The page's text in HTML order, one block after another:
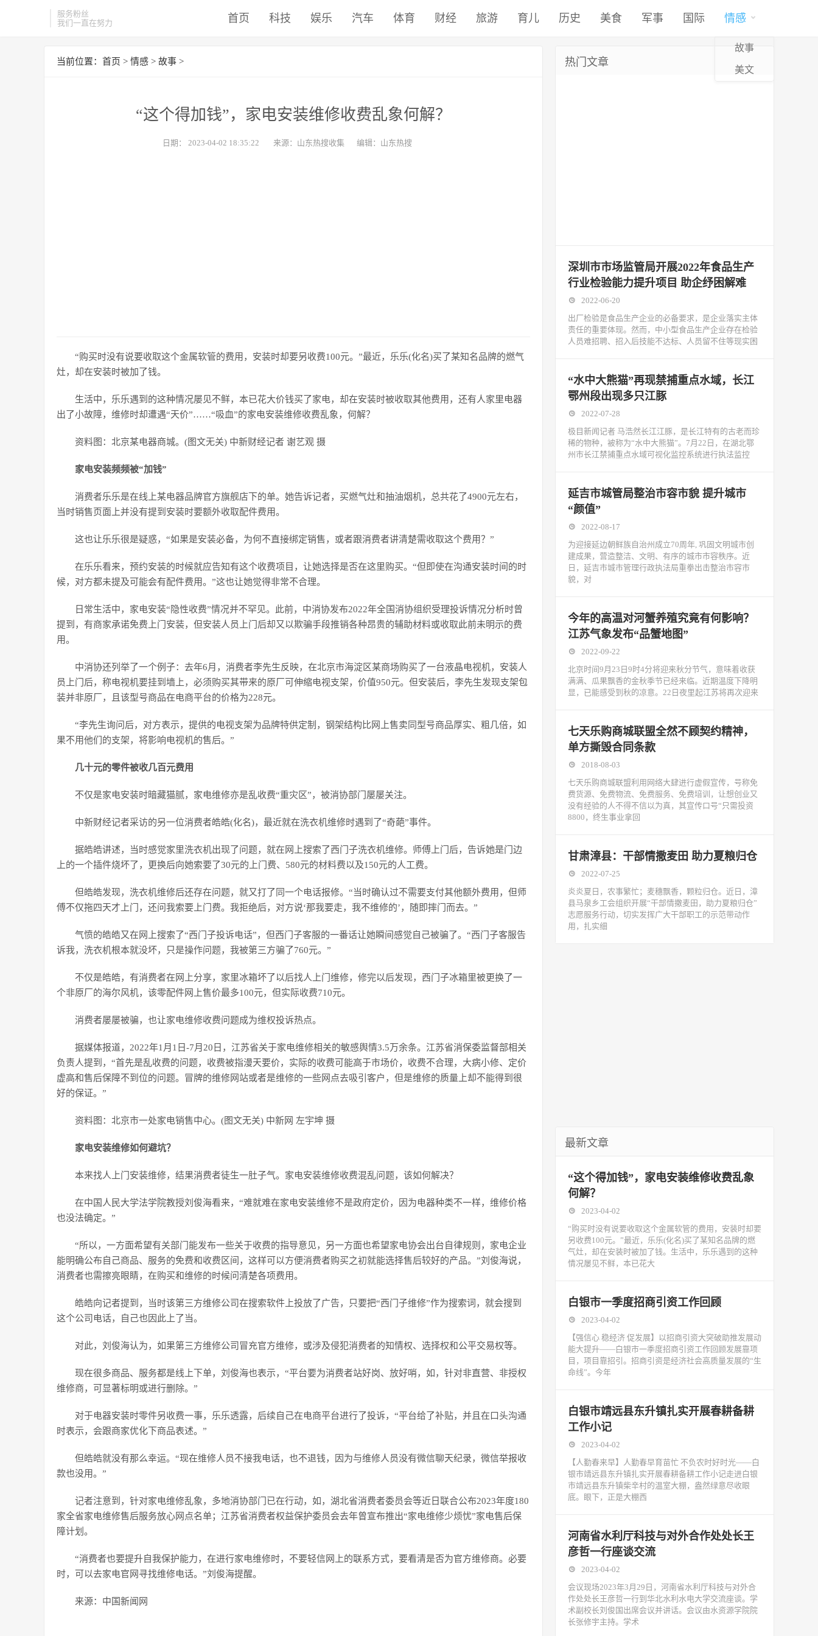
服务粉丝
我们一直在努力
首页 科技 娱乐 汽车 体育 财经 旅游 育儿 历史 美食 军事 国际 情感
故事
美文
当前位置： 首页 > 情感 > 故事 >
“这个得加钱”，家电安装维修收费乱象何解？
日期： 2023-04-02 18:35:22 来源：山东热搜收集 编辑：山东热搜
“购买时没有说要收取这个金属软管的费用，安装时却要另收费100元。”最近，乐乐(化名)买了某知名品牌的燃气
灶，却在安装时被加了钱。
生活中，乐乐遇到的这种情况屡见不鲜，本已花大价钱买了家电，却在安装时被收取其他费用，还有人家里电器
出了小故障，维修时却遭遇“天价”……“吸血”的家电安装维修收费乱象，何解？
资料图：北京某电器商城。(图文无关) 中新财经记者 谢艺观 摄
家电安装频频被“加钱”
消费者乐乐是在线上某电器品牌官方旗舰店下的单。她告诉记者，买燃气灶和抽油烟机，总共花了4900元左右，
当时销售页面上并没有提到安装时要额外收取配件费用。
这也让乐乐很是疑惑，“如果是安装必备，为何不直接绑定销售，或者跟消费者讲清楚需收取这个费用？”
在乐乐看来，预约安装的时候就应告知有这个收费项目，让她选择是否在这里购买。“但即使在沟通安装时间的时
候，对方都未提及可能会有配件费用。”这也让她觉得非常不合理。
日常生活中，家电安装“隐性收费”情况并不罕见。此前，中消协发布2022年全国消协组织受理投诉情况分析时曾
提到，有商家承诺免费上门安装，但安装人员上门后却又以欺骗手段推销各种昂贵的辅助材料或收取此前未明示的费
用。
中消协还列举了一个例子：去年6月，消费者李先生反映，在北京市海淀区某商场购买了一台液晶电视机，安装人
员上门后，称电视机要挂到墙上，必须购买其带来的原厂可伸缩电视支架，价值950元。但安装后，李先生发现支架包
装并非原厂，且该型号商品在电商平台的价格为228元。
“李先生询问后，对方表示，提供的电视支架为品牌特供定制，钢架结构比网上售卖同型号商品厚实、粗几倍，如
果不用他们的支架，将影响电视机的售后。”
几十元的零件被收几百元费用
不仅是家电安装时暗藏猫腻，家电维修亦是乱收费“重灾区”，被消协部门屡屡关注。
中新财经记者采访的另一位消费者皓皓(化名)，最近就在洗衣机维修时遇到了“奇葩”事件。
据皓皓讲述，当时感觉家里洗衣机出现了问题，就在网上搜索了西门子洗衣机维修。师傅上门后，告诉她是门边
上的一个插件烧坏了，更换后向她索要了30元的上门费、580元的材料费以及150元的人工费。
但皓皓发现，洗衣机维修后还存在问题，就又打了同一个电话报修。“当时确认过不需要支付其他额外费用，但师
傅不仅拖四天才上门，还问我索要上门费。我拒绝后，对方说‘那我要走，我不维修的’，随即摔门而去。”
气愤的皓皓又在网上搜索了“西门子投诉电话”，但西门子客服的一番话让她瞬间感觉自己被骗了。“西门子客服告
诉我，洗衣机根本就没坏，只是操作问题，我被第三方骗了760元。”
不仅是皓皓，有消费者在网上分享，家里冰箱坏了以后找人上门维修，修完以后发现，西门子冰箱里被更换了一
个非原厂的海尔风机，该零配件网上售价最多100元，但实际收费710元。
消费者屡屡被骗，也让家电维修收费问题成为维权投诉热点。
据媒体报道，2022年1月1日-7月20日，江苏省关于家电维修相关的敏感舆情3.5万余条。江苏省消保委监督部相关
负责人提到，“首先是乱收费的问题，收费被指漫天要价，实际的收费可能高于市场价，收费不合理，大病小修、定价
虚高和售后保障不到位的问题。冒牌的维修网站或者是维修的一些网点去吸引客户，但是维修的质量上却不能得到很
好的保证。”
资料图：北京市一处家电销售中心。(图文无关) 中新网 左宇坤 摄
家电安装维修如何避坑？
本来找人上门安装维修，结果消费者徒生一肚子气。家电安装维修收费混乱问题，该如何解决？
在中国人民大学法学院教授刘俊海看来，“难就难在家电安装维修不是政府定价，因为电器种类不一样，维修价格
也没法确定。”
“所以，一方面希望有关部门能发布一些关于收费的指导意见，另一方面也希望家电协会出台自律规则，家电企业
能明确公布自己商品、服务的免费和收费区间，这样可以方便消费者购买之初就能选择售后较好的产品。”刘俊海说，
消费者也需擦亮眼睛，在购买和维修的时候问清楚各项费用。
皓皓向记者提到，当时该第三方维修公司在搜索软件上投放了广告，只要把“西门子维修”作为搜索词，就会搜到
这个公司电话，自己也因此上了当。
对此，刘俊海认为，如果第三方维修公司冒充官方维修，或涉及侵犯消费者的知情权、选择权和公平交易权等。
现在很多商品、服务都是线上下单，刘俊海也表示，“平台要为消费者站好岗、放好哨，如，针对非直营、非授权
维修商，可显著标明或进行删除。”
对于电器安装时零件另收费一事，乐乐透露，后续自己在电商平台进行了投诉，“平台给了补贴，并且在口头沟通
时表示，会跟商家优化下商品表述。”
但皓皓就没有那么幸运。“现在维修人员不接我电话，也不退钱，因为与维修人员没有微信聊天纪录，微信举报收
款也没用。”
记者注意到，针对家电维修乱象，多地消协部门已在行动，如，湖北省消费者委员会等近日联合公布2023年度180
家全省家电维修售后服务放心网点名单；江苏省消费者权益保护委员会去年曾宣布推出“家电维修少烦忧”家电售后保
障计划。
“消费者也要提升自我保护能力，在进行家电维修时，不要轻信网上的联系方式，要看清是否为官方维修商。必要
时，可以去家电官网寻找维修电话。”刘俊海提醒。
来源：中国新闻网
热门文章
深圳市市场监管局开展2022年食品生产
行业检验能力提升项目 助企纾困解难
2022-06-20
出厂检验是食品生产企业的必备要求，是企业落实主体
责任的重要体现。然而，中小型食品生产企业存在检验
人员难招聘、招入后技能不达标、人员留不住等现实困
“水中大熊猫”再现禁捕重点水域，长江
鄂州段出现多只江豚
2022-07-28
极目新闻记者 马浩然长江江豚，是长江特有的古老而珍
稀的物种，被称为“水中大熊猫”。7月22日，在湖北鄂
州市长江禁捕重点水域可视化监控系统进行执法监控
延吉市城管局整治市容市貌 提升城市
“颜值”
2022-08-17
为迎接延边朝鲜族自治州成立70周年, 巩固文明城市创
建成果，营造整洁、文明、有序的城市市容秩序。近
日，延吉市城市管理行政执法局重拳出击整治市容市
貌，对
今年的高温对河蟹养殖究竟有何影响？
江苏气象发布“品蟹地图”
2022-09-22
北京时间9月23日9时4分将迎来秋分节气，意味着收获
满满、瓜果飘香的金秋季节已经来临。近期温度下降明
显，已能感受到秋的凉意。22日夜里起江苏将再次迎来
七天乐购商城联盟全然不顾契约精神，
单方撕毁合同条款
2018-08-03
七天乐购商城联盟利用网络大肆进行虚假宣传，号称免
费货源、免费物流、免费服务、免费培训，让想创业又
没有经验的人不得不信以为真，其宣传口号“只需投资
8800，终生事业拿回
甘肃漳县：干部情撒麦田 助力夏粮归仓
2022-07-25
炎炎夏日，农事繁忙；麦穗飘香，颗粒归仓。近日，漳
县马泉乡工会组织开展“干部情撒麦田，助力夏粮归仓”
志愿服务行动，切实发挥广大干部职工的示范带动作
用，扎实细
最新文章
“这个得加钱”，家电安装维修收费乱象
何解？
2023-04-02
“购买时没有说要收取这个金属软管的费用，安装时却要
另收费100元。”最近，乐乐(化名)买了某知名品牌的燃
气灶，却在安装时被加了钱。生活中，乐乐遇到的这种
情况屡见不鲜，本已花大
白银市一季度招商引资工作回顾
2023-04-02
【强信心 稳经济 促发展】以招商引资大突破助推发展动
能大提升——白银市一季度招商引资工作回顾发展靠项
目，项目靠招引。招商引资是经济社会高质量发展的“生
命线”。今年
白银市靖远县东升镇扎实开展春耕备耕
工作小记
2023-04-02
【人勤春来早】人勤春早育苗忙 不负农时好时光——白
银市靖远县东升镇扎实开展春耕备耕工作小记走进白银
市靖远县东升镇柴辛村的温室大棚，盎然绿意尽收眼
底。眼下，正是大棚西
河南省水利厅科技与对外合作处处长王
彦哲一行座谈交流
2023-04-02
会议现场2023年3月29日，河南省水利厅科技与对外合
作处处长王彦哲一行到华北水利水电大学交流座谈。学
术副校长刘俊国出席会议并讲话。会议由水资源学院院
长张修宇主持。学术